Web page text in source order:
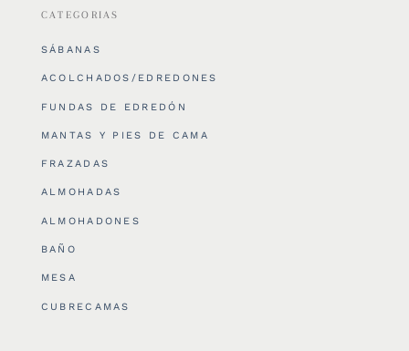
CATEGORIAS
SÁBANAS
ACOLCHADOS/EDREDONES
FUNDAS DE EDREDÓN
MANTAS Y PIES DE CAMA
FRAZADAS
ALMOHADAS
ALMOHADONES
BAÑO
MESA
CUBRECAMAS